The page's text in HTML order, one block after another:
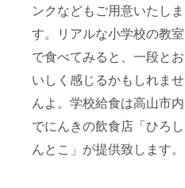
ンクなどもご用意いたしま
す。リアルな小学校の教室
で食べてみると、一段とお
いしく感じるかもしれませ
んよ。学校給食は高山市内
でにんきの飲食店「ひろし
んとこ」が提供致します。